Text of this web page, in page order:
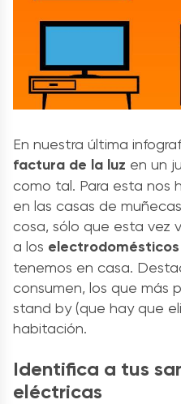
En nuestra última
factura de la luz en un
como tal. Para esta nos
en las casas de
cosa, sólo que esta vez
a los electrodomésticos
tenemos en casa.
consumen, los que más
stand by (que hay que
habitación.
Identifica a tus
eléctricas